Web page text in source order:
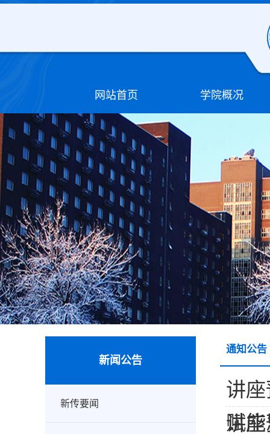
网站首页 学院概况
新闻公告
新传要闻
通知公告
讲
赋
讲